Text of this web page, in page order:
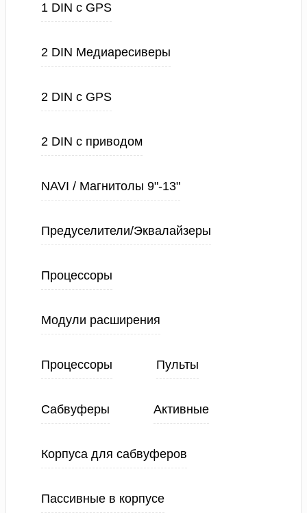
1 DIN с GPS
2 DIN Медиаресиверы
2 DIN с GPS
2 DIN с приводом
NAVI / Магнитолы 9"-13"
Предуселители/Эквалайзеры
Процессоры
Модули расширения
Процессоры Пульты
Сабвуферы Активные
Корпуса для сабвуферов
Пассивные в корпусе